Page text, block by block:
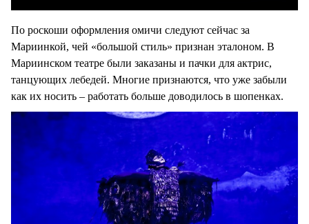
По роскоши оформления омичи следуют сейчас за
Мариинкой, чей «большой стиль» признан эталоном. В
Мариинском театре были заказаны и пачки для актрис,
танцующих лебедей. Многие признаются, что уже забыли
как их носить – работать больше доводилось в шопенках.